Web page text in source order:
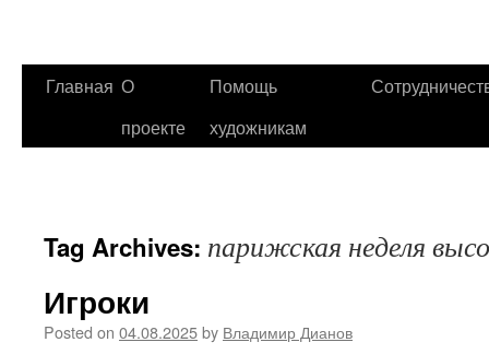
Главная О
проекте
Помощь
художникам
Tag Archives: парижская неделя
Игроки
Posted on 04.08.2025by Владимир Дианов